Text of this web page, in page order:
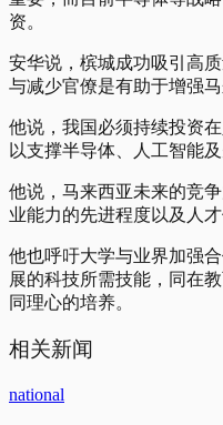
资。
安华说，槟城成功吸引高
与减少官僚是有助于增强马
他说，我国必须持续投资
以支撑半导体、人工智能
他说，马来西亚未来的竞
业能力的先进程度以及人才
他也呼吁大学与业界加强
展的科技所需技能，同在
同理心的培养。
相关新闻
national